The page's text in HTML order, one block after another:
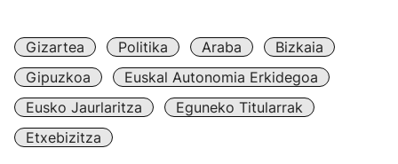
Gizartea Politika Araba
Bizkaia
Gipuzkoa
Euskal Autonomia Erkidegoa
Eusko Jaurlaritza
Eguneko Titularrak
Etxebizitza